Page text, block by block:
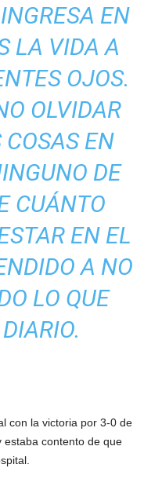
EN
LA VIDA A
OJOS.
OLVIDAR
EN
DE
CUÁNTO
EN EL
A NO
LO QUE
con la victoria por 3-0 de
estaba contento de que